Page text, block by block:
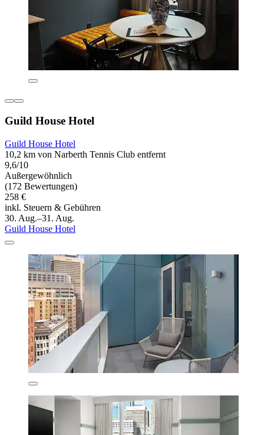
Guild House Hotel
Guild House Hotel
10,2 km von Narberth Tennis Club entfernt
9,6/10
Außergewöhnlich
(172 Bewertungen)
258 €
inkl. Steuern & Gebühren
30. Aug.–31. Aug.
Guild House Hotel